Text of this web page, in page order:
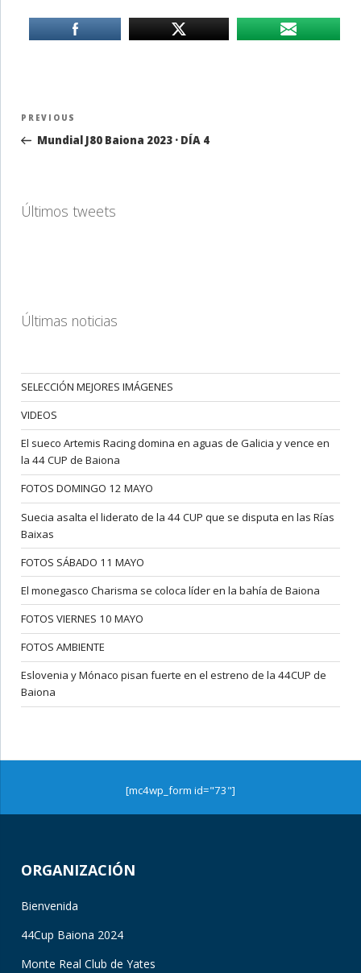
Navegación
entradas
Previous
Post
PREVIOUS
Mundial J80 Baiona 2023 · DÍA 4
Últimos tweets
Últimas noticias
SELECCIÓN MEJORES IMÁGENES
VIDEOS
El sueco Artemis Racing domina en aguas de Galicia y vence en
la 44 CUP de Baiona
FOTOS DOMINGO 12 MAYO
Suecia asalta el liderato de la 44 CUP que se disputa en las Rías
Baixas
FOTOS SÁBADO 11 MAYO
El monegasco Charisma se coloca líder en la bahía de Baiona
FOTOS VIERNES 10 MAYO
FOTOS AMBIENTE
Eslovenia y Mónaco pisan fuerte en el estreno de la 44CUP de
Baiona
[mc4wp_form id="73"]
ORGANIZACIÓN
Bienvenida
44Cup Baiona 2024
Monte Real Club de Yates